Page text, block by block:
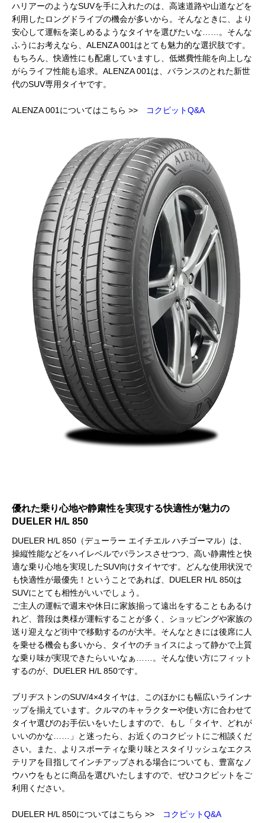
ハリアーのようなSUVを手に入れたのは、高速道路や山道などを
利用したロングドライブの機会が多いから。そんなときに、より
安心して運転を楽しめるようなタイヤを選びたいな……。そんな
ふうにお考えなら、ALENZA 001はとても魅力的な選択肢です。
もちろん、快適性にも配慮していますし、低燃費性能を向上しな
がらライフ性能も追求。ALENZA 001は、バランスのとれた新世
代のSUV専用タイヤです。
ALENZA 001についてはこちら >> コクピットQ&A
優れた乗り心地や静粛性を実現する快適性が魅力の
DUELER H/L 850
DUELER H/L 850（デューラー エイチエル ハチゴーマル）は、
操縦性能などをハイレベルでバランスさせつつ、高い静粛性と快
適な乗り心地を実現したSUV向けタイヤです。どんな使用状況で
も快適性が最優先！ということであれば、DUELER H/L 850は
SUVにとても相性がいいでしょう。
ご主人の運転で週末や休日に家族揃って遠出をすることもあるけ
れど、普段は奥様が運転することが多く、ショッピングや家族の
送り迎えなど街中で移動するのが大半。そんなときには後席に人
を乗せる機会も多いから、タイヤのチョイスによって静かで上質
な乗り味が実現できたらいいなぁ……。そんな使い方にフィット
するのが、DUELER H/L 850です。
ブリヂストンのSUV/4×4タイヤは、このほかにも幅広いラインナ
ップを揃えています。クルマのキャラクターや使い方に合わせて
タイヤ選びのお手伝いをいたしますので、もし「タイヤ、どれが
いいのかな……」と迷ったら、お近くのコクピットにご相談くだ
さい。また、よりスポーティな乗り味とスタイリッシュなエクス
テリアを目指してインチアップされる場合についても、豊富なノ
ウハウをもとに商品を選びいたしますので、ぜひコクピットをご
利用ください。
DUELER H/L 850についてはこちら >> コクピットQ&A